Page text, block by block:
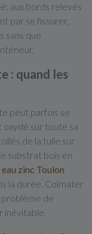
aux bords relevés
par se fissurer,
sans que
: quand les
peut parfois se
oxydé sur toute sa
de la tuile sur
substrat bois en
zinc Toulon
la durée. Colmater
de
inévitable.